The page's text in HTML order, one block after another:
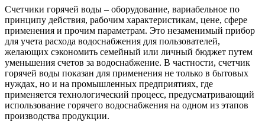
Счетчики горячей воды – оборудование, вариабельное по
принципу действия, рабочим характеристикам, цене, сфере
применения и прочим параметрам. Это незаменимый прибор
для учета расхода водоснабжения для пользователей,
желающих сэкономить семейный или личный бюджет путем
уменьшения счетов за водоснабжение. В частности, счетчик
горячей воды показан для применения не только в бытовых
нуждах, но и на промышленных предприятиях, где
применяется технологический процесс, предусматривающий
использование горячего водоснабжения на одном из этапов
производства продукции.